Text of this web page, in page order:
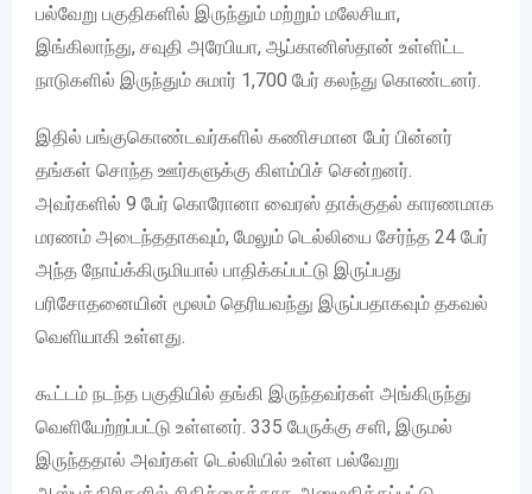
பல்வேறு பகுதிகளில் இருந்தும் மற்றும் மலேசியா,
இங்கிலாந்து, சவுதி அரேபியா, ஆப்கானிஸ்தான் உள்ளிட்ட
நாடுகளில் இருந்தும் சுமார் 1,700 பேர் கலந்து கொண்டனர்.
இதில் பங்குகொண்டவர்களில் கணிசமான பேர் பின்னர்
தங்கள் சொந்த ஊர்களுக்கு கிளம்பிச் சென்றனர்.
அவர்களில் 9 பேர் கொரோனா வைரஸ் தாக்குதல் காரணமாக
மரணம் அடைந்ததாகவும், மேலும் டெல்லியை சேர்ந்த 24 பேர்
அந்த நோய்க்கிருமியால் பாதிக்கப்பட்டு இருப்பது
பரிசோதனையின் மூலம் தெரியவந்து இருப்பதாகவும் தகவல்
வெளியாகி உள்ளது.
கூட்டம் நடந்த பகுதியில் தங்கி இருந்தவர்கள் அங்கிருந்து
வெளியேற்றப்பட்டு உள்ளனர். 335 பேருக்கு சளி, இருமல்
இருந்ததால் அவர்கள் டெல்லியில் உள்ள பல்வேறு